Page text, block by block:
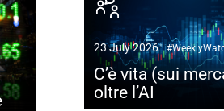
23 July 2026
C’è vita (sui
oltre l’AI